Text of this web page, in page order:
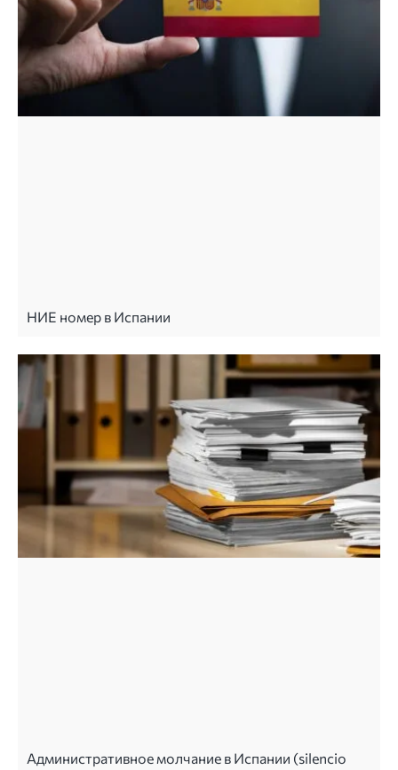
НИЕ номер в Испании
Административное молчание в Испании (silencio